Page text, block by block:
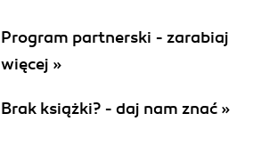
Program partnerski - zarabiaj
więcej »
Brak książki? - daj nam znać »